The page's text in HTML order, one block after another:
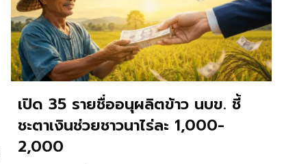
เปิด 35 รายชื่ออนุผลิตข้าว นบข. ชี้
ชะตาเงินช่วยชาวนาไร่ละ 1,000-
2,000